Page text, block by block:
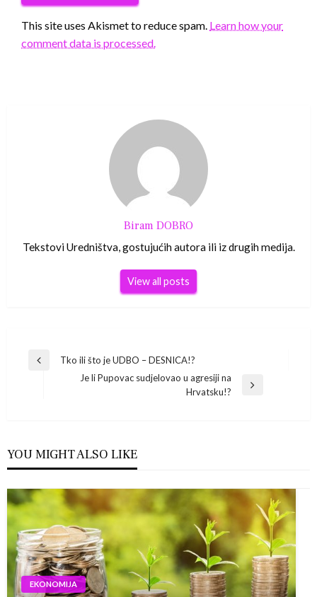
This site uses Akismet to reduce spam. Learn how your
comment data is processed.
Biram DOBRO
Tekstovi Uredništva, gostujućih autora ili iz drugih medija.
View all posts
Navigacija
Previous
Tko ili što je UDBO – DESNICA!?
Je li Pupovac sudjelovao u agresiji na
Hrvatsku!?
YOU MIGHT ALSO LIKE
EKONOMIJA